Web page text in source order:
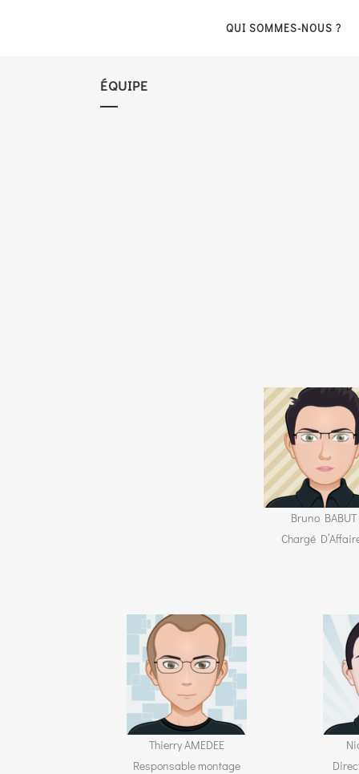
QUI SOMMES-NOUS ?
ÉQUIPE
Bruno BABUT
Chargé
Thierry AMEDEE
Responsable montage